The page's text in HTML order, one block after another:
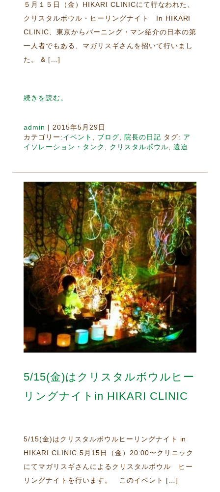
５月１５日（金）HIKARI CLINICにて行なわれた、
クリスタルボウル・ヒーリングナイト In HIKARI
CLINIC、東京からバーニング・マン紹介の日本の第
一人者でもある、マガリスギさんを招いて行いまし
た。 & […]
続きを読む。
admin | 2015年5月29日
カテゴリー:イベント ブログ 院長の日記 タグ: ア
イソレーション・タンク
クリスタルボウル 遠迫
5/15(金)はクリスタルボウルヒー
リングナイトin HIKARI CLINIC
5/15(金)はクリスタルボウルヒーリングナイト in
HIKARI CLINIC 5月15日（金）20:00〜クリニック
にてマガリスギさんによるクリスタルボウル ヒー
リングナイトを行います。 このイベント […]